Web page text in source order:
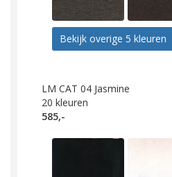
Bekijk overige 5 kleuren
LM CAT 04 Jasmine
20 kleuren
585,-